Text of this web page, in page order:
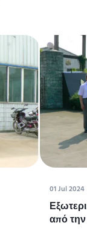
01 Jul 2024
από